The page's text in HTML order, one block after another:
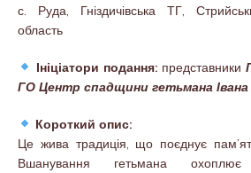
с. Руда, Гніздичівська ТГ,
область
Ініціатори подання: представники
ГО Центр спадщини гетьмана Івана
Короткий опис:
Це жива традиція, що поєднує
Вшанування гетьмана охоплює